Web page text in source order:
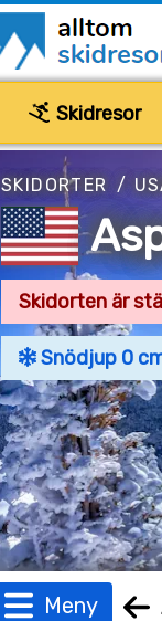
Skidresor
SKIDORTER /
Skidorten är
Snödjup 0
Meny